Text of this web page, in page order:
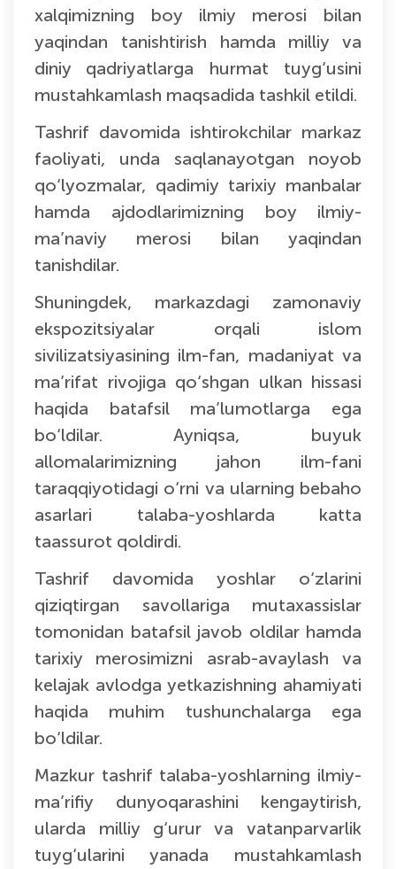
xalqimizning boy ilmiy merosi bilan
yaqindan tanishtirish hamda milliy va
diniy qadriyatlarga hurmat tuyg‘usini
mustahkamlash maqsadida tashkil etildi.
Tashrif davomida ishtirokchilar markaz
faoliyati, unda saqlanayotgan noyob
qo‘lyozmalar, qadimiy tarixiy manbalar
hamda ajdodlarimizning boy ilmiy-
ma’naviy merosi bilan yaqindan
tanishdilar.
Shuningdek, markazdagi zamonaviy
ekspozitsiyalar orqali islom
sivilizatsiyasining ilm-fan, madaniyat va
ma’rifat rivojiga qo‘shgan ulkan hissasi
haqida batafsil ma’lumotlarga ega
bo‘ldilar. Ayniqsa, buyuk
allomalarimizning jahon ilm-fani
taraqqiyotidagi o‘rni va ularning bebaho
asarlari talaba-yoshlarda katta
taassurot qoldirdi.
Tashrif davomida yoshlar o‘zlarini
qiziqtirgan savollariga mutaxassislar
tomonidan batafsil javob oldilar hamda
tarixiy merosimizni asrab-avaylash va
kelajak avlodga yetkazishning ahamiyati
haqida muhim tushunchalarga ega
bo‘ldilar.
Mazkur tashrif talaba-yoshlarning ilmiy-
ma’rifiy dunyoqarashini kengaytirish,
ularda milliy g‘urur va vatanparvarlik
tuyg‘ularini yanada mustahkamlash